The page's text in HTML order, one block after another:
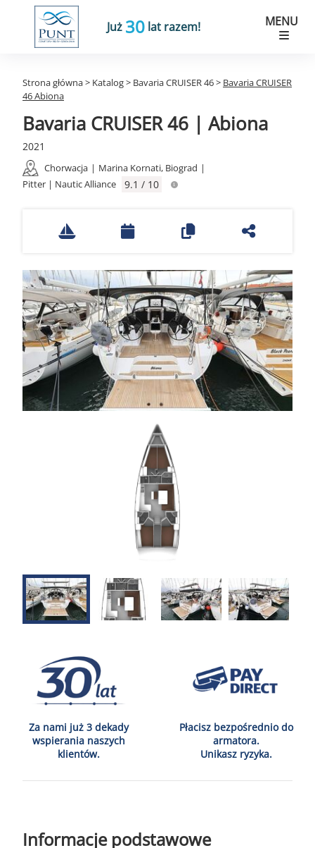
Już 30 lat razem! MENU
Strona główna> Katalog> Bavaria CRUISER 46> Bavaria CRUISER
46 Abiona
Bavaria CRUISER 46 | Abiona
2021
Chorwacja | Marina Kornati, Biograd |
Pitter | Nautic Alliance
9.1 / 10
Za nami już 3 dekady
wspierania naszych
klientów.
Płacisz bezpośrednio do
armatora.
Unikasz ryzyka.
Informacje podstawowe